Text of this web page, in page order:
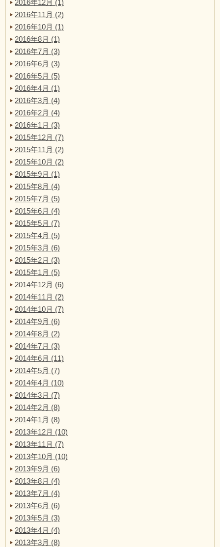
2016年12月 (1)
2016年11月 (2)
2016年10月 (1)
2016年8月 (1)
2016年7月 (3)
2016年6月 (3)
2016年5月 (5)
2016年4月 (1)
2016年3月 (4)
2016年2月 (4)
2016年1月 (3)
2015年12月 (7)
2015年11月 (2)
2015年10月 (2)
2015年9月 (1)
2015年8月 (4)
2015年7月 (5)
2015年6月 (4)
2015年5月 (7)
2015年4月 (5)
2015年3月 (6)
2015年2月 (3)
2015年1月 (5)
2014年12月 (6)
2014年11月 (2)
2014年10月 (7)
2014年9月 (6)
2014年8月 (2)
2014年7月 (3)
2014年6月 (11)
2014年5月 (7)
2014年4月 (10)
2014年3月 (7)
2014年2月 (8)
2014年1月 (8)
2013年12月 (10)
2013年11月 (7)
2013年10月 (10)
2013年9月 (6)
2013年8月 (4)
2013年7月 (4)
2013年6月 (6)
2013年5月 (3)
2013年4月 (4)
2013年3月 (8)